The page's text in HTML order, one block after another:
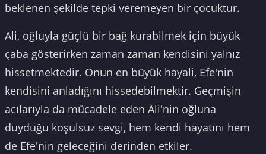
beklenen şekilde tepki veremeyen bir çocuktur.
Ali, oğluyla güçlü bir bağ kurabilmek için büyük
çaba gösterirken zaman zaman kendisini yalnız
hissetmektedir. Onun en büyük hayali, Efe'nin
kendisini anladığını hissedebilmektir. Geçmişin
acılarıyla da mücadele eden Ali'nin oğluna
duyduğu koşulsuz sevgi, hem kendi hayatını hem
de Efe'nin geleceğini derinden etkiler.